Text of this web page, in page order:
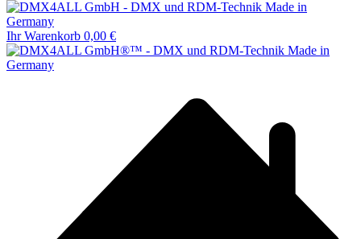
Ihr Warenkorb 0,00 €